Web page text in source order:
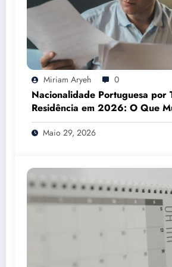
Miriam Aryeh 0
Nacionalidade Portuguesa por
Residência em 2026: O Que
Mesmo
Maio 29, 2026